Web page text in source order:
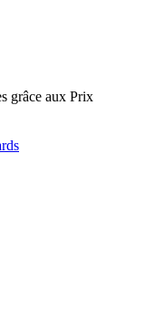
grâce aux Prix